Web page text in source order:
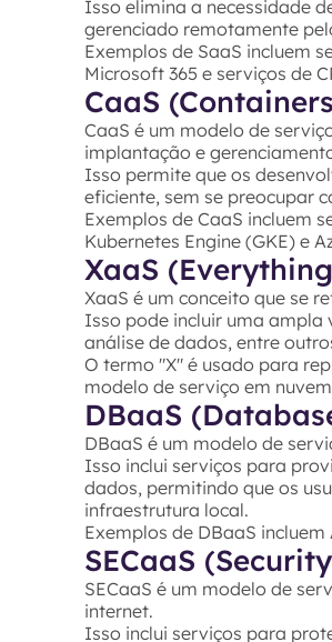
Isso elimina a necessidade
gerenciado remotamente
Exemplos de SaaS incluem
Microsoft 365 e serviços de
CaaS
CaaS é um modelo de
implantação e
Isso permite que os
eficiente, sem se preocupar
Exemplos de CaaS incluem
Kubernetes Engine (GKE) e
XaaS
XaaS é um conceito que se
Isso pode incluir uma ampla
análise de dados, entre
O termo "X" é usado para
modelo de serviço em
DBaaS
DBaaS é um modelo de
Isso inclui serviços para
dados, permitindo que os
infraestrutura local.
Exemplos de DBaaS incluem
SECaaS
SECaaS é um modelo de
internet.
Isso inclui serviços para